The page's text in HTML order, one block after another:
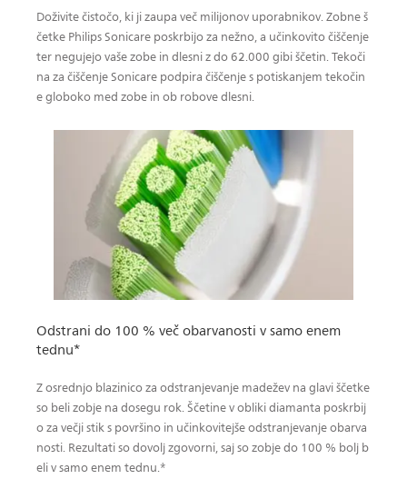
Doživite čistočo, ki ji zaupa več milijonov uporabnikov. Zobne š
četke Philips Sonicare poskrbijo za nežno, a učinkovito čiščenje
ter negujejo vaše zobe in dlesni z do 62.000 gibi ščetin. Tekoči
na za čiščenje Sonicare podpira čiščenje s potiskanjem tekočin
e globoko med zobe in ob robove dlesni.
Odstrani do 100 % več obarvanosti v samo enem
tednu*
Z osrednjo blazinico za odstranjevanje madežev na glavi ščetke
so beli zobje na dosegu rok. Ščetine v obliki diamanta poskrbij
o za večji stik s površino in učinkovitejše odstranjevanje obarva
nosti. Rezultati so dovolj zgovorni, saj so zobje do 100 % bolj b
eli v samo enem tednu.*